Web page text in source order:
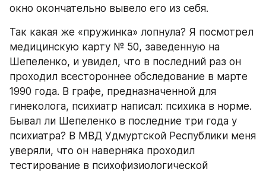
окно окончательно вывело его из себя.
Так какая же «пружинка» лопнула? Я посмотрел
медицинскую карту № 50, заведенную на
Шепеленко, и увидел, что в последний раз он
проходил всестороннее обследование в марте
1990 года. В графе, предназначенной для
гинеколога, психиатр написал: психика в норме.
Бывал ли Шепеленко в последние три года у
психиатра? В МВД Удмуртской Республики меня
уверяли, что он наверняка проходил
тестирование в психофизиологической